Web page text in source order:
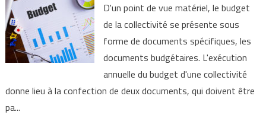
D'un point de vue matériel, le budget
de la collectivité se présente sous
forme de documents spécifiques, les
documents budgétaires. L'exécution
annuelle du budget d'une collectivité
donne lieu à la confection de deux documents, qui doivent être
pa...